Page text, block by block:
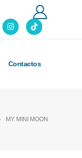
Contactos
MY MINI MOON